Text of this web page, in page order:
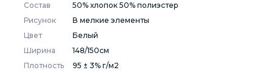
Состав
50% хлопок 50% полиэстер
Рисунок
В мелкие элементы
Цвет
Белый
Ширина
148/150см
Плотность
95 ± 3% г/м2